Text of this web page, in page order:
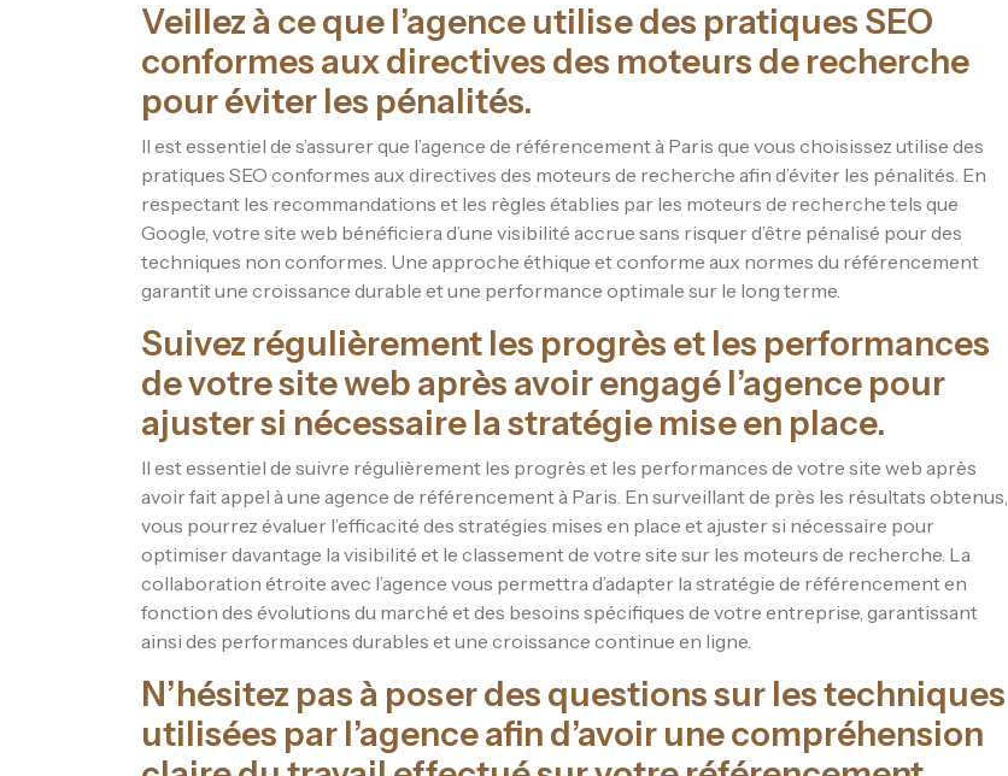
Veillez à ce que l’agence utilise des pratiques SEO
conformes aux directives des moteurs de recherche
pour éviter les pénalités.
Il est essentiel de s’assurer que l’agence de référencement à Paris que vous choisissez utilise des
pratiques SEO conformes aux directives des moteurs de recherche afin d’éviter les pénalités. En
respectant les recommandations et les règles établies par les moteurs de recherche tels que
Google, votre site web bénéficiera d’une visibilité accrue sans risquer d’être pénalisé pour des
techniques non conformes. Une approche éthique et conforme aux normes du référencement
garantit une croissance durable et une performance optimale sur le long terme.
Suivez régulièrement les progrès et les performances
de votre site web après avoir engagé l’agence pour
ajuster si nécessaire la stratégie mise en place.
Il est essentiel de suivre régulièrement les progrès et les performances de votre site web après
avoir fait appel à une agence de référencement à Paris. En surveillant de près les résultats obtenus,
vous pourrez évaluer l’efficacité des stratégies mises en place et ajuster si nécessaire pour
optimiser davantage la visibilité et le classement de votre site sur les moteurs de recherche. La
collaboration étroite avec l’agence vous permettra d’adapter la stratégie de référencement en
fonction des évolutions du marché et des besoins spécifiques de votre entreprise, garantissant
ainsi des performances durables et une croissance continue en ligne.
N’hésitez pas à poser des questions sur les techniques
utilisées par l’agence afin d’avoir une compréhension